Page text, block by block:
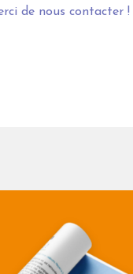
de nous contacter !